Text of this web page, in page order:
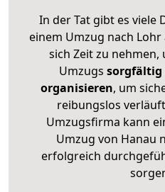
In der Tat gibt es viele
einem Umzug nach
sich Zeit zu nehmen,
Umzugs sorgfältig
organisieren, um
reibungslos
Umzugsfirma kann
Umzug von Hanau
erfolgreich